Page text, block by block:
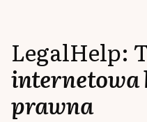
LegalHelp:
internetowa
prawna